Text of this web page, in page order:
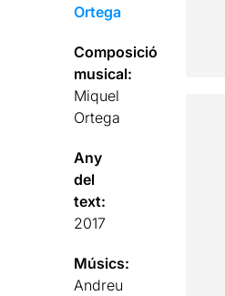
Ortega
Composició
musical:
Miquel
Ortega
Any
del
text:
2017
Músics:
Andreu